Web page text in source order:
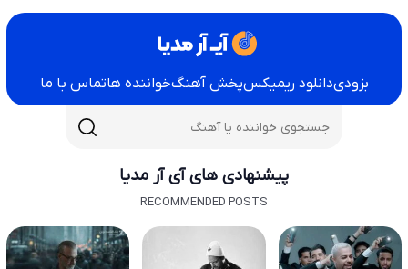
بزودیدانلود ریمیکسپخش آهنگخواننده هاتماس با ما
پیشنهادی های آی آر مدیا
RECOMMENDED POSTS